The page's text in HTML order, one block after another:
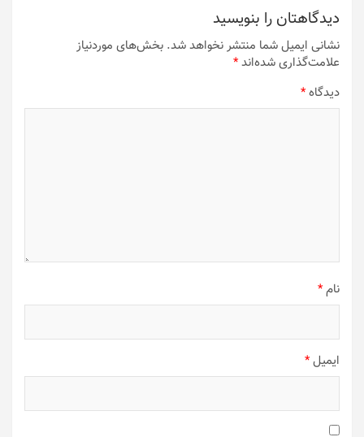
دیدگاهتان را بنویسید
نشانی ایمیل شما منتشر نخواهد شد. بخش‌های موردنیاز
علامت‌گذاری شده‌اند*
دیدگاه*
نام*
ایمیل*